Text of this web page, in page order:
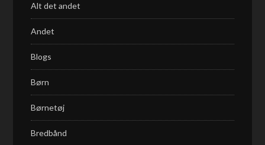
Alt det andet
Andet
Blogs
Børn
Børnetøj
Bredbånd